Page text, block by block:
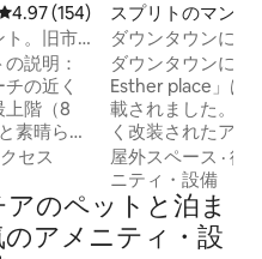
ビュー154件、5つ星中4.97つ
4.97 (154)
ト。旧市
説明：
の近く
上階（8
素晴らし
ベッド
ドを備え
ベッド
ます。エ
セス
スプリトのマンシ
ート
ダウンタウンにあ
Queen Estherの
ダウンタウンに
Esther place」は
載されました。
く改装されたア
り、ディオクレテ
の中心部に隣接し
たキッチン、モダ
イナーズベッド
備えた広々とした
屋外スペース ·徒
ニティ・設備
のペットと泊ま
アメニティ・設